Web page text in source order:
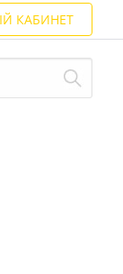
КАБИНЕТ